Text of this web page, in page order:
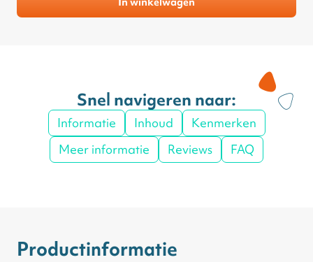
Snel navigeren naar:
Informatie Inhoud
Kenmerken
Meer informatie
Reviews FAQ
Productinformatie